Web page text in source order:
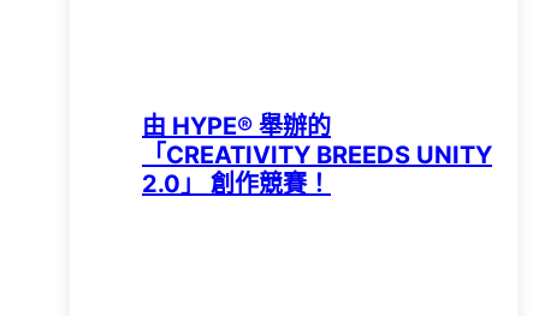
由 HYPE®️ 舉辦的
「CREATIVITY BREEDS UNITY
2.0」 創作競賽！